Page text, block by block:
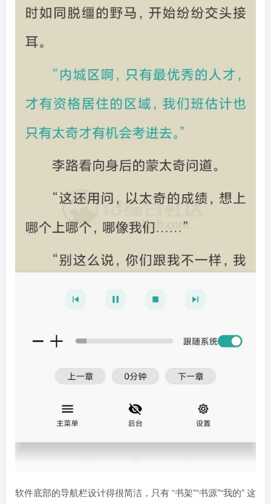
软件底部的导航栏设计得很简洁，只有 “书架”“书源”“我的” 这